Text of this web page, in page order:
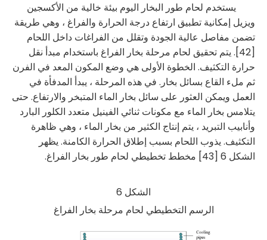
يستخدم لحام طور البخار اليوم بيئة خالية من الأكسجين
ويزيل إمكانية تطبيق ارتفاع درجة الحرارة والفراغ ، وهي طريقة
تضمن مفاصل عالية الجودة وتقلل من الفراغات داخل اللحام
[42]. يتم تحقيق لحام مرحلة بخار الفراغ باستخدام مبدأ نقل
حرارة التكثيف. الخطوة الأولى هي وضع المكون المعد في الفرن
ثم ملء القاع بسائل بخار. في هذه المرحلة ، يبدأ المدفأة في
العمل ويمكن العثور على سائل بخار الماء المتبخر والارتفاع. حتى
يتلامس بخار الماء مع مكونات ثنائي الفينيل متعدد الكلور البارد
وأنابيب التبريد ، يتم إنتاج الكثير من بخار الماء ، وهي ظاهرة
التكثيف. يذوب اللحام بسبب إطلاق الحرارة الكامنة. يظهر
الشكل 6 [43] مخطط تخطيطي لحام طور بخار الفراغ.
الشكل 6
الرسم التخطيطي لحام مرحلة بخار الفراغ